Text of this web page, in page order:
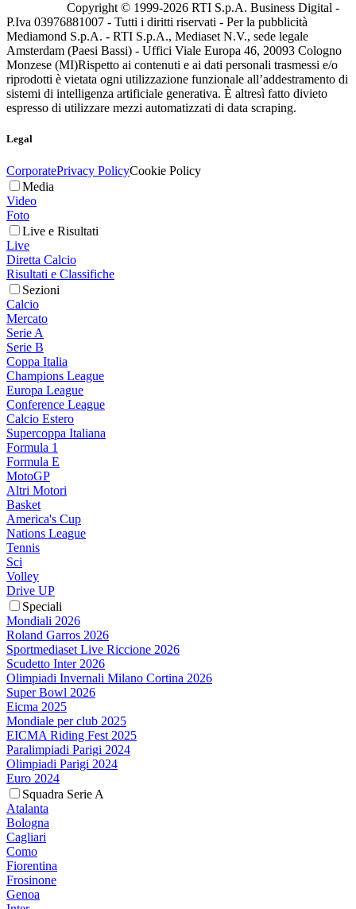
Copyright © 1999-2026 RTI S.p.A. Business Digital -
P.Iva 03976881007 - Tutti i diritti riservati - Per la pubblicità
Mediamond S.p.A. - RTI S.p.A., Mediaset N.V., sede legale
Amsterdam (Paesi Bassi) - Uffici Viale Europa 46, 20093 Cologno
Monzese (MI)Rispetto ai contenuti e ai dati personali trasmessi e/o
riprodotti è vietata ogni utilizzazione funzionale all’addestramento di
sistemi di intelligenza artificiale generativa. È altresì fatto divieto
espresso di utilizzare mezzi automatizzati di data scraping.
Legal
CorporatePrivacy PolicyCookie Policy
Media
Video
Foto
Live e Risultati
Live
Diretta Calcio
Risultati e Classifiche
Sezioni
Calcio
Mercato
Serie A
Serie B
Coppa Italia
Champions League
Europa League
Conference League
Calcio Estero
Supercoppa Italiana
Formula 1
Formula E
MotoGP
Altri Motori
Basket
America's Cup
Nations League
Tennis
Sci
Volley
Drive UP
Speciali
Mondiali 2026
Roland Garros 2026
Sportmediaset Live Riccione 2026
Scudetto Inter 2026
Olimpiadi Invernali Milano Cortina 2026
Super Bowl 2026
Eicma 2025
Mondiale per club 2025
EICMA Riding Fest 2025
Paralimpiadi Parigi 2024
Olimpiadi Parigi 2024
Euro 2024
Squadra Serie A
Atalanta
Bologna
Cagliari
Como
Fiorentina
Frosinone
Genoa